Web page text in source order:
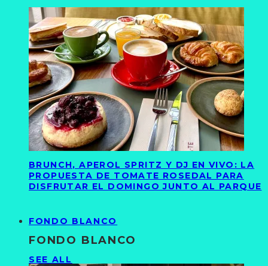
BRUNCH, APEROL SPRITZ Y DJ EN VIVO: LA
PROPUESTA DE TOMATE ROSEDAL PARA
DISFRUTAR EL DOMINGO JUNTO AL PARQUE
FONDO BLANCO
FONDO BLANCO
SEE ALL